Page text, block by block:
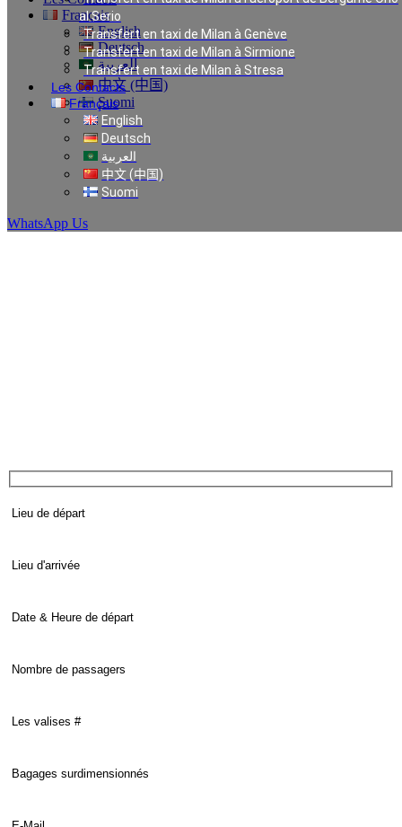
al Serio
Transfert en taxi de Milan à Genève
Transfert en taxi de Milan à Sirmione
Transfert en taxi de Milan à Stresa
Les Contacts
Français
English
Deutsch
العربية
中文 (中国)
Suomi
WhatsApp Us
Français
English
Deutsch
العربية
中文 (中国)
Suomi
Transfert et taxi à